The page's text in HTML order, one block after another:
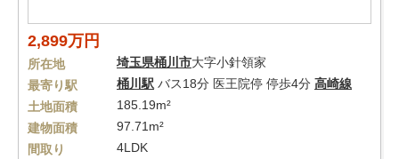
2,899万円
所在地 埼玉県桶川市大字小針領家
最寄り駅
桶川駅 バス18分 医王院停 停歩4分 高崎線
土地面積
185.19m²
建物面積
97.71m²
間取り
4LDK